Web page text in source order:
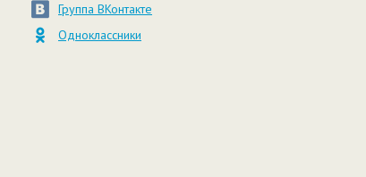
Группа ВКонтакте
Одноклассники